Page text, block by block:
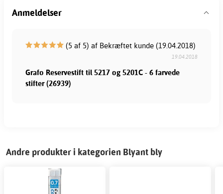
Anmeldelser
(5 af 5) af Bekræftet kunde (19.04.2018)
19.04.2018
Grafo Reservestift til 5217 og 5201C - 6 farvede
stifter (26939)
Andre produkter i kategorien Blyant bly